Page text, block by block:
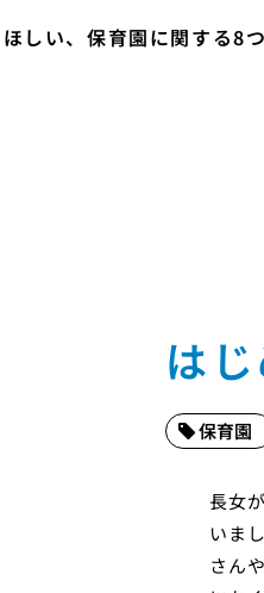
しい、保育園に関する8
は
保育園
長女
いま
さん